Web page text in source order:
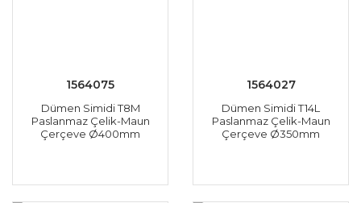
1564075
Dümen Simidi T8M
Paslanmaz Çelik-Maun
Çerçeve Ø400mm
1564027
Dümen Simidi T14L
Paslanmaz Çelik-Maun
Çerçeve Ø350mm